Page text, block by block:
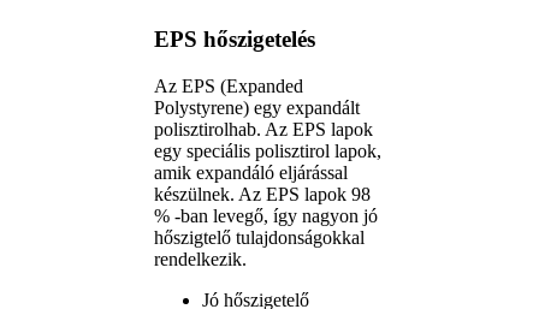
EPS hőszigetelés
Az EPS (Expanded
Polystyrene) egy expandált
polisztirolhab. Az EPS lapok
egy speciális polisztirol lapok,
amik expandáló eljárással
készülnek. Az EPS lapok 98
% -ban levegő, így nagyon jó
hőszigtelő tulajdonságokkal
rendelkezik.
Jó hőszigetelő